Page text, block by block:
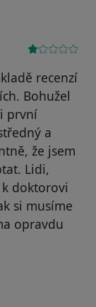
recenzí
Bohužel
první
a
že jsem
Lidi,
doktorovi
si musíme
opravdu
AS